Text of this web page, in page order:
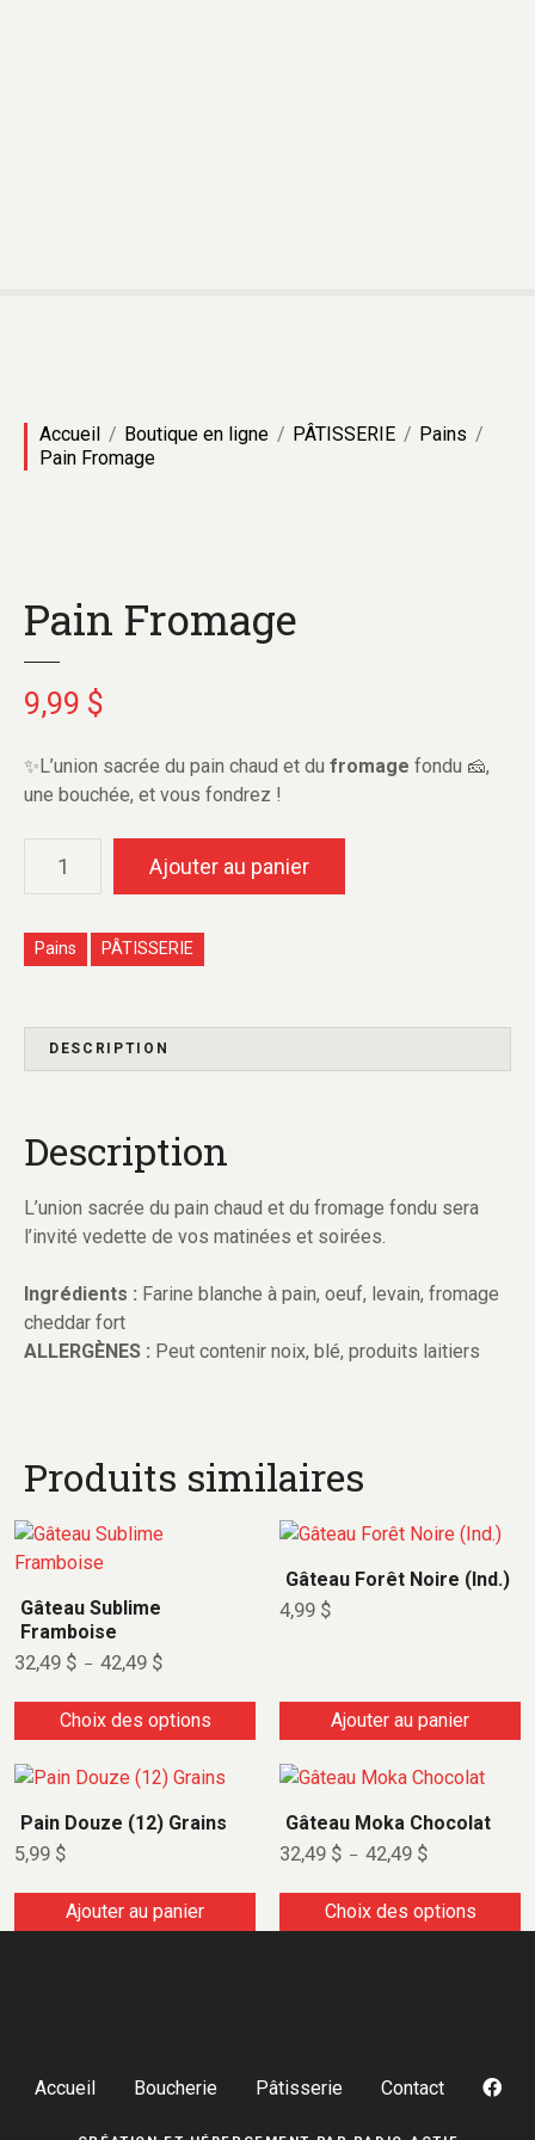
Accueil Boutique en ligne PÂTISSERIE
Pains
Pain Fromage
Pain Fromage
9,99 $
✨L’union sacrée du pain chaud et du fromage fondu 🧀,
une bouchée, et vous fondrez !
Ajouter au panier
Pains PÂTISSERIE
DESCRIPTION
Description
L’union sacrée du pain chaud et du fromage fondu sera
l’invité vedette de vos matinées et soirées.
Ingrédients : Farine blanche à pain, oeuf, levain, fromage
cheddar fort
ALLERGÈNES : Peut contenir noix, blé, produits laitiers
Produits similaires
Gâteau Sublime
Framboise
32,49 $ – 42,49 $
Choix des options
Gâteau Forêt Noire (Ind.)
4,99 $
Ajouter au panier
Pain Douze (12) Grains
5,99 $
Ajouter au panier
Gâteau Moka Chocolat
32,49 $ – 42,49 $
Choix des options
Accueil Boucherie Pâtisserie Contact